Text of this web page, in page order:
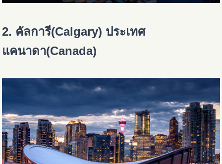
2. คัลการี(Calgary) ประเทศ
แคนาดา(Canada)